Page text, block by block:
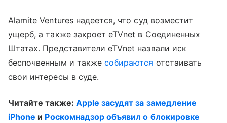
Alamite Ventures надеется, что суд возместит
ущерб, а также закроет eTVnet в Соединенных
Штатах. Представители eTVnet назвали иск
беспочвенным и такжесобираются отстаивать
свои интересы в суде.
Читайте также: Apple засудят за замедление
iPhone и Роскомнадзор объявил о блокировке